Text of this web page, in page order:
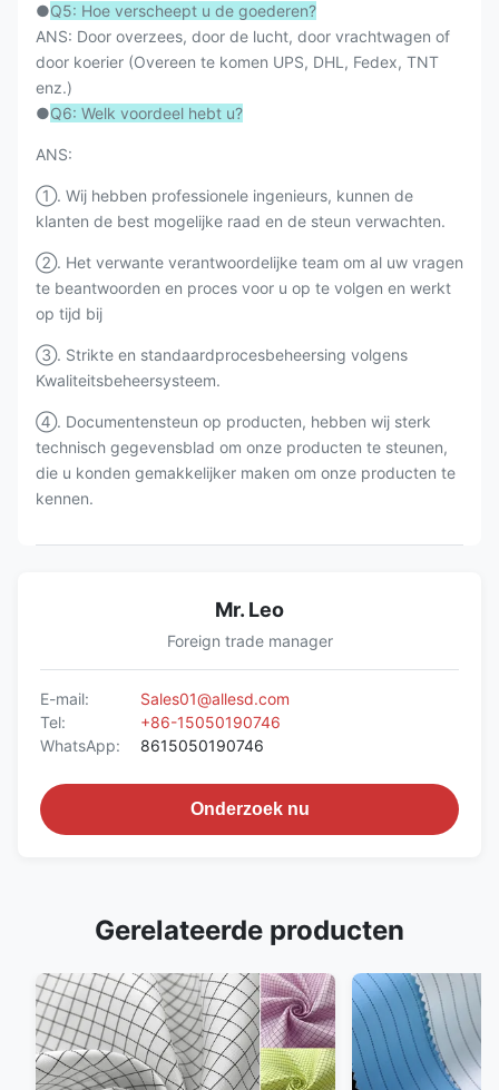
●Q5: Hoe verscheept u de goederen?
ANS: Door overzees, door de lucht, door vrachtwagen of
door koerier (Overeen te komen UPS, DHL, Fedex, TNT
enz.)
●Q6: Welk voordeel hebt u?
ANS:
①. Wij hebben professionele ingenieurs, kunnen de
klanten de best mogelijke raad en de steun verwachten.
②. Het verwante verantwoordelijke team om al uw vragen
te beantwoorden en proces voor u op te volgen en werkt
op tijd bij
③. Strikte en standaardprocesbeheersing volgens
Kwaliteitsbeheersysteem.
④. Documentensteun op producten, hebben wij sterk
technisch gegevensblad om onze producten te steunen,
die u konden gemakkelijker maken om onze producten te
kennen.
Mr. Leo
Foreign trade manager
E-mail:
Sales01@allesd.com
Tel:
+86-15050190746
WhatsApp:
8615050190746
Onderzoek nu
Gerelateerde producten